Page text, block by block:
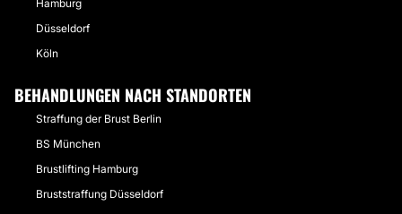
Hamburg
Düsseldorf
Köln
BEHANDLUNGEN NACH STANDORTEN
Straffung der Brust Berlin
BS München
Brustlifting Hamburg
Bruststraffung Düsseldorf